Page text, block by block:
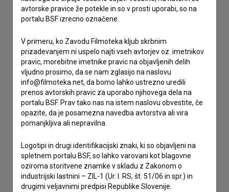
imam vprašanje
prijavljam napako
želim dodati podatke
drugo
avtorske pravice že potekle in so v prosti uporabi, so na
portalu BSF izrecno označene.
V primeru, ko Zavodu Filmoteka kljub skrbnim
prizadevanjem ni uspelo najti vseh avtorjev oz. imetnikov
pravic, morebitne imetnike pravic na objavljenih delih
vljudno prosimo, da se nam zglasijo na naslovu
info@filmoteka.net, da bomo lahko ustrezno uredili
prenos avtorskih pravic za uporabo njihovega dela na
portalu BSF. Prav tako nas na istem naslovu obvestite, če
opazite, da je posamezna navedba avtorstva ali vira
pomanjkljiva ali nepravilna.
Logotipi in drugi identifikacijski znaki, ki so objavljeni na
spletnem portalu BSF, so lahko varovani kot blagovne
oziroma storitvene znamke v skladu z Zakonom o
industrijski lastnini – ZIL-1 (Ur. l. RS, št. 51/06 in spr.) in
drugimi veljavnimi predpisi Republike Slovenije.